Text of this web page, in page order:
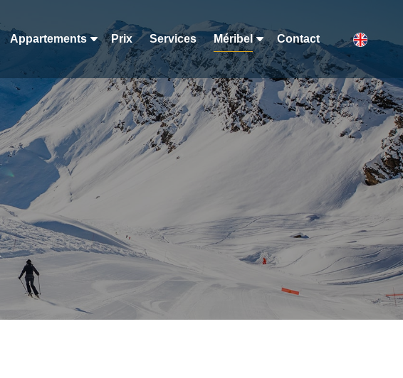
Appartements Prix Services Méribel Contact